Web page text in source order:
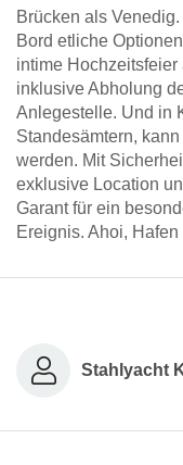
Brücken als
Bord etliche
intime
inklusive Abholung
Anlegestelle. Und in
Standesämtern,
werden. Mit
exklusive Location
Garant für ein
Ereignis. Ahoi, Hafen
Stahlyacht